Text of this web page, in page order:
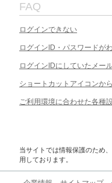
FAQ
ログインできない
ログインID・パスワードが
ログインIDにしていたメー
ショートカットアイコンか
ご利用環境に合わせた各種
当サイトでは情報保護のため
用しております。